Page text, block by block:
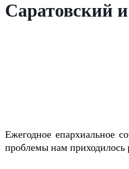
Саратовский
Ежегодное епархиальное
проблемы нам